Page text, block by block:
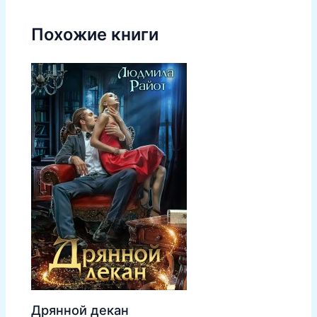
Похожие книги
Дрянной декан